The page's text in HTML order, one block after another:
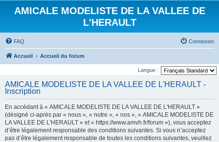
AMICALE MODELISTE DE LA VALLEE DE
L'HERAULT
FAQ Connexion
Accueil Accueil du forum
Langue :
AMICALE MODELISTE DE LA VALLEE DE L'HERAULT -
Inscription
En accédant à « AMICALE MODELISTE DE LA VALLEE DE L'HERAULT »
(désigné ci-après par « nous », « notre », « nos », « AMICALE MODELISTE DE
LA VALLEE DE L'HERAULT » et « https://www.amvh.fr/forum »), vous acceptez
d’être légalement responsable des conditions suivantes. Si vous n’acceptez
pas d’être légalement responsable de toutes les conditions suivantes, veuillez